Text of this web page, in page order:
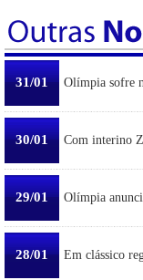
31/01 Olímpia sofre
30/01 Com interino
29/01 Olímpia
28/01 Em clássico